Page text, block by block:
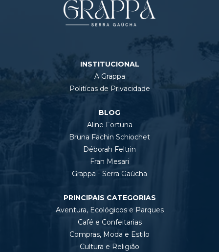
INSTITUCIONAL
A Grappa
Politícas de Privacidade
BLOG
Aline Fortuna
Bruna Fachin Schiochet
Déborah Feltrin
Fran Mesari
Grappa - Serra Gaúcha
PRINCIPAIS CATEGORIAS
Aventura, Ecológicos e Parques
Café e Confeitarias
Compras, Moda e Estilo
Cultura e Religião